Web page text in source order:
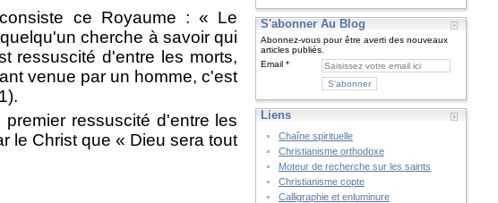
ce Royaume : « Le
cherche à savoir qui
ressuscité d'entre les morts,
venue par un homme, c'est
ressuscité d'entre les
le Christ que « Dieu sera tout
S'abonner Au Blog
Abonnez-vous pour être averti des nouveaux
articles publiés.
Email
Liens
Chaîne spirituelle
Christianisme orthodoxe
Moteur de recherche sur les saints
Christianisme copte
Calligraphie et enluminure